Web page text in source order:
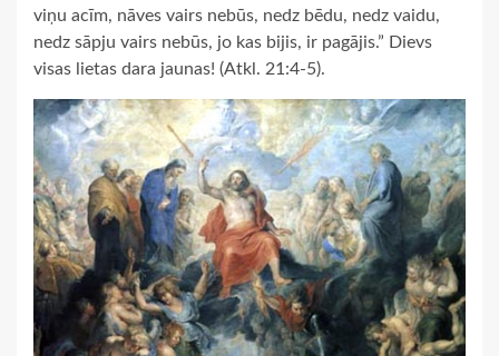
viņu acīm, nāves vairs nebūs, nedz bēdu, nedz vaidu,
nedz sāpju vairs nebūs, jo kas bijis, ir pagājis.” Dievs
visas lietas dara jaunas! (Atkl. 21:4-5).